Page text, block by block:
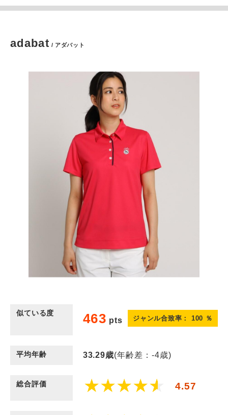
adabat / アダバット
似ている度 463 pts ジャンル合致率： 100 ％
平均年齢 33.29歳(年齢差：-4歳)
総合評価 4.57